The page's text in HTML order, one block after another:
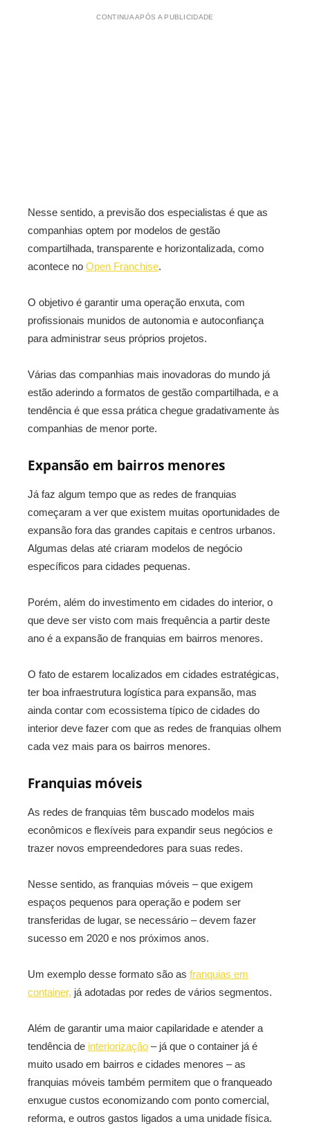
CONTINUA APÓS A PUBLICIDADE
Nesse sentido, a previsão dos especialistas é que as
companhias optem por modelos de gestão
compartilhada, transparente e horizontalizada, como
acontece no Open Franchise.
O objetivo é garantir uma operação enxuta, com
profissionais munidos de autonomia e autoconfiança
para administrar seus próprios projetos.
Várias das companhias mais inovadoras do mundo já
estão aderindo a formatos de gestão compartilhada, e a
tendência é que essa prática chegue gradativamente às
companhias de menor porte.
Expansão em bairros menores
Já faz algum tempo que as redes de franquias
começaram a ver que existem muitas oportunidades de
expansão fora das grandes capitais e centros urbanos.
Algumas delas até criaram modelos de negócio
específicos para cidades pequenas.
Porém, além do investimento em cidades do interior, o
que deve ser visto com mais frequência a partir deste
ano é a expansão de franquias em bairros menores.
O fato de estarem localizados em cidades estratégicas,
ter boa infraestrutura logística para expansão, mas
ainda contar com ecossistema típico de cidades do
interior deve fazer com que as redes de franquias olhem
cada vez mais para os bairros menores.
Franquias móveis
As redes de franquias têm buscado modelos mais
econômicos e flexíveis para expandir seus negócios e
trazer novos empreendedores para suas redes.
Nesse sentido, as franquias móveis – que exigem
espaços pequenos para operação e podem ser
transferidas de lugar, se necessário – devem fazer
sucesso em 2020 e nos próximos anos.
Um exemplo desse formato são as franquias em
container, já adotadas por redes de vários segmentos.
Além de garantir uma maior capilaridade e atender a
tendência de interiorização – já que o container já é
muito usado em bairros e cidades menores – as
franquias móveis também permitem que o franqueado
enxugue custos economizando com ponto comercial,
reforma, e outros gastos ligados a uma unidade física.